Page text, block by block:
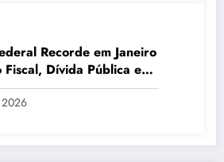
Recorde em Janeiro
Dívida Pública e
Agro